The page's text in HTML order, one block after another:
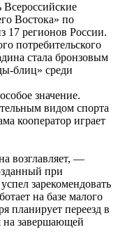
Всероссийские
Востока» по
17 регионов России.
потребительского
стала бронзовым
блиц» среди
значение.
видом спорта
кооператор играет
возглавляет, —
при
зарекомендовать
на базе малого
планирует переезд в
на завершающей